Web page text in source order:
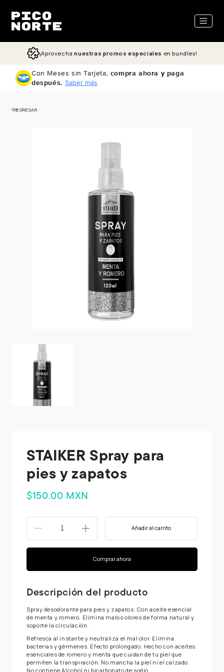
al contenido
¡Aprovecha nuestras promos especiales en bundles!
Con Meses sin Tarjeta, compra ahora y paga
después. Saber más
REGRESAR
STAIKER Spray para
pies y zapatos
$150.00 MXN
+ Añadir al carrito
Comprar ahora
Descripción del producto
Spray desodorante para pies y zapatos. Con aceite esencial
de menta y romero. Elimina malos olores de forma natural y
soporte la circulación.
Refresca al instante y neutraliza el mal olor. Elimina
bacterias y gérmenes. Efecto prolongado. Hecho con aceites
esenciales de romero y menta que cuidan de tu piel que
permiten la transpiración. No mancha la piel ni el calzado.
No contiene Alcohol ni bicarbonato de sodio.